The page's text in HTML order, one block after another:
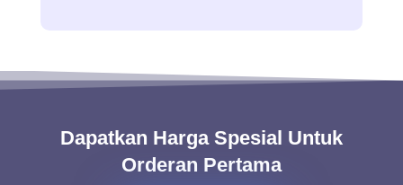
Dapatkan Harga Spesial Untuk
Orderan Pertama